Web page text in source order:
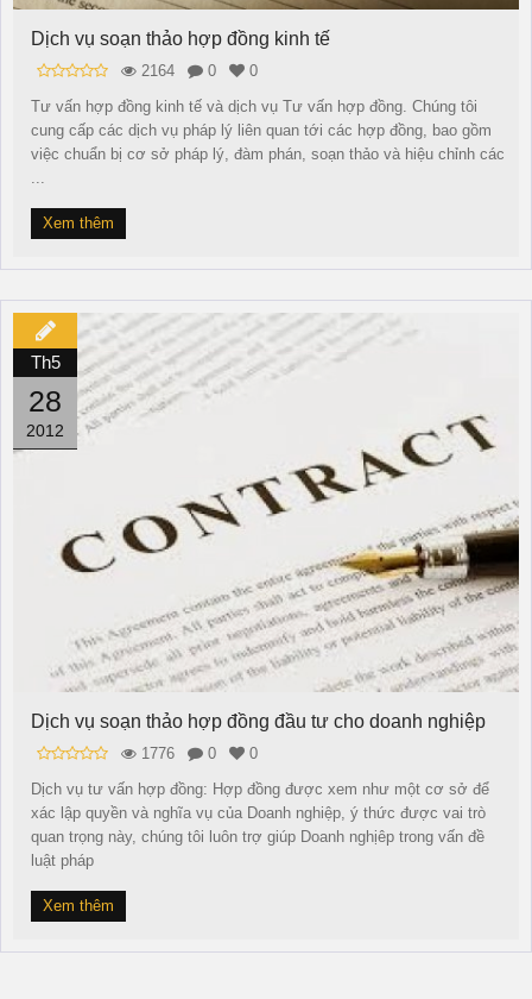
Dịch vụ soạn thảo hợp đồng kinh tế
2164 0
0
Tư vấn hợp đồng kinh tế và dịch vụ Tư vấn hợp đồng. Chúng tôi
cung cấp các dịch vụ pháp lý liên quan tới các hợp đồng, bao gồm
việc chuẩn bị cơ sở pháp lý, đàm phán, soạn thảo và hiệu chỉnh các
Xem thêm
Th5
28
2012
Dịch vụ soạn thảo hợp đồng đầu tư cho doanh nghiệp
1776 0
0
Dịch vụ tư vấn hợp đồng: Hợp đồng được xem như một cơ sở để
xác lập quyền và nghĩa vụ của Doanh nghiệp, ý thức được vai trò
quan trọng này, chúng tôi luôn trợ giúp Doanh nghịêp trong vấn đề
luật pháp
Xem thêm